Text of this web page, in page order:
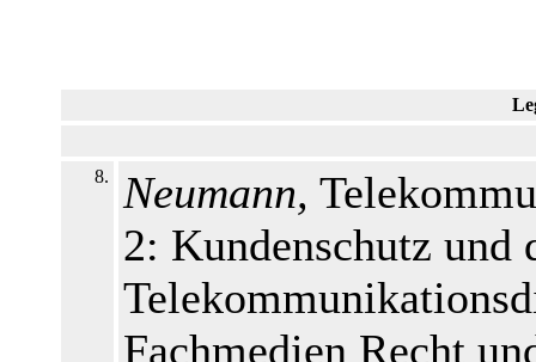
8. Neumann,
2: Kundenschutz und
Fachmedien Recht